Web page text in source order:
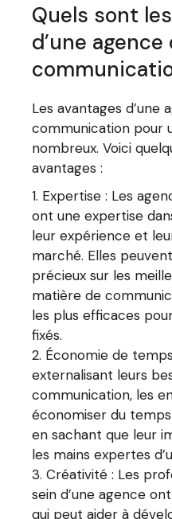
Quels sont
d’une agence
Les avantages d’une
communication pour
nombreux. Voici
avantages :
Expertise : Les
ont une expertise
leur expérience et
marché. Elles
précieux sur les
matière de
les plus efficaces
fixés.
Économie de
externalisant leurs
communication, les
économiser du
en sachant que leur
les mains expertes
Créativité : Les
sein d’une agence
qui peut aider à